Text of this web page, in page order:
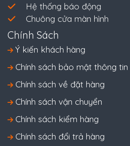
Hệ thống báo động
Chuông cửa màn hình
Chính Sách
Ý kiến khách hàng
Chính sách bảo mật thông tin
Chính sách về đặt hàng
Chính sách vận chuyển
Chính sách kiểm hàng
Chính sách đổi trả hàng